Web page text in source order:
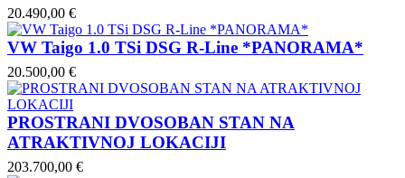
20.490,00 €
VW Taigo 1.0 TSi DSG R-Line *PANORAMA*
20.500,00 €
PROSTRANI DVOSOBAN STAN NA
ATRAKTIVNOJ LOKACIJI
203.700,00 €